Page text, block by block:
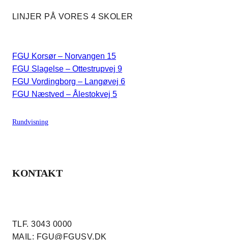
LINJER PÅ VORES 4 SKOLER
FGU Korsør – Norvangen 15
FGU Slagelse – Ottestrupvej 9
FGU Vordingborg – Langøvej 6
FGU Næstved – Ålestokvej 5
Rundvisning
KONTAKT
TLF. 3043 0000
MAIL: FGU@FGUSV.DK